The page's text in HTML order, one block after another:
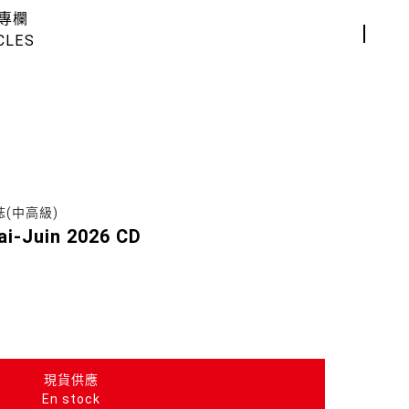
欄
(中高級)
Juin 2026 CD
現貨供應
En stock